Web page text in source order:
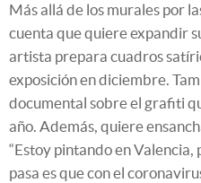
Más allá de los murales por
cuenta que quiere expandir
artista prepara cuadros
exposición en diciembre.
documental sobre el grafiti
año. Además, quiere
“Estoy pintando en
pasa es que con el